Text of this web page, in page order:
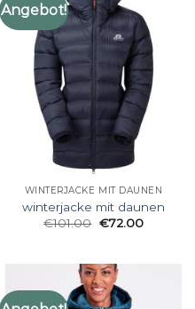
Angebot!
WINTERJACKE MIT DAUNEN
winterjacke mit daunen
€101.00 €72.00